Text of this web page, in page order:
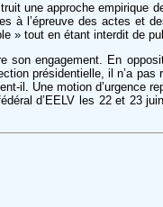
une approche empirique
à l’épreuve des actes et
» tout en étant interdit de
son engagement. En
présidentielle, il n’a
il. Une motion d’urgence
d’EELV les 22 et 23